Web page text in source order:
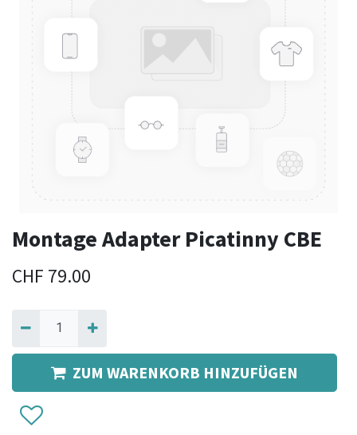
Montage Adapter Picatinny CBE
CHF 79.00
ZUM WARENKORB HINZUFÜGEN